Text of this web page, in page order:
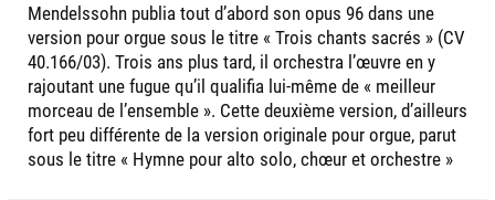
Mendelssohn publia tout d’abord son opus 96 dans une
version pour orgue sous le titre « Trois chants sacrés » (CV
40.166/03). Trois ans plus tard, il orchestra l’œuvre en y
rajoutant une fugue qu’il qualifia lui-même de « meilleur
morceau de l’ensemble ». Cette deuxième version, d’ailleurs
fort peu différente de la version originale pour orgue, parut
sous le titre « Hymne pour alto solo, chœur et orchestre »